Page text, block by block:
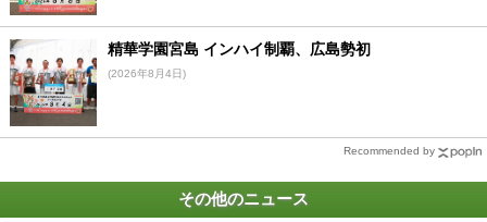
精華学園宮島 インハイ制覇、広島勢初
(2026年8月4日)
Recommended by
その他のニュース